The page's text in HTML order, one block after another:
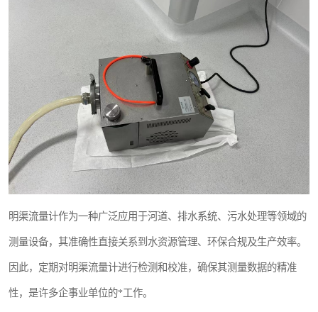
明渠流量计作为一种广泛应用于河道、排水系统、污水处理等领域的
测量设备，其准确性直接关系到水资源管理、环保合规及生产效率。
因此，定期对明渠流量计进行检测和校准，确保其测量数据的精准
性，是许多企事业单位的*工作。